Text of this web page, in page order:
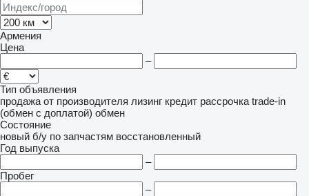
Армения
Цена
–
Тип объявления
продажа от производителя лизинг кредит рассрочка trade-in
(обмен с доплатой) обмен
Состояние
новый б/у по запчастям восстановленный
Год выпуска
–
Пробег
–